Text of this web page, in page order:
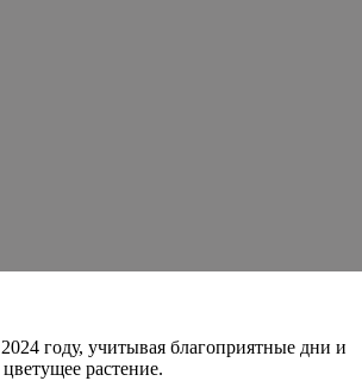
году, учитывая благоприятные дни и
растение.